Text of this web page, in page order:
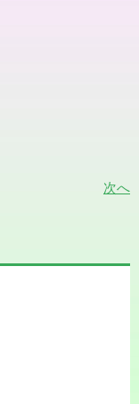
次へ